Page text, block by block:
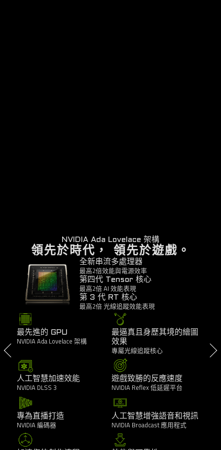
NVIDIA Ada Lovelace 架構
領先於時代， 領先於遊戲。
全新串流多處理器
最高2倍效能與電源效率
第四代 Tensor 核心
最高2倍 AI 效能表現
第 3 代 RT 核心
最高2倍 光線追蹤效能表現
最先進的 GPU
NVIDIA Ada Lovelace 架構
最逼真且身歷其境的繪圖
效果
專屬光線追蹤核心
人工智慧加速效能
NVIDIA DLSS 3
遊戲致勝的反應速度
NVIDIA Reflex 低延遲平台
專為直播打造
NVIDIA 編碼器
人工智慧增強語音和視訊
NVIDIA Broadcast 應用程式